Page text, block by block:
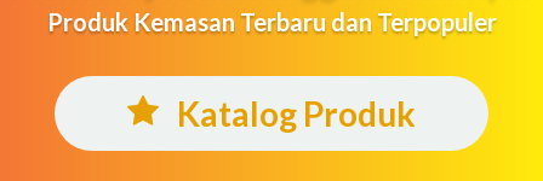
Produk Kemasan Terbaru dan Terpopuler
Katalog Produk